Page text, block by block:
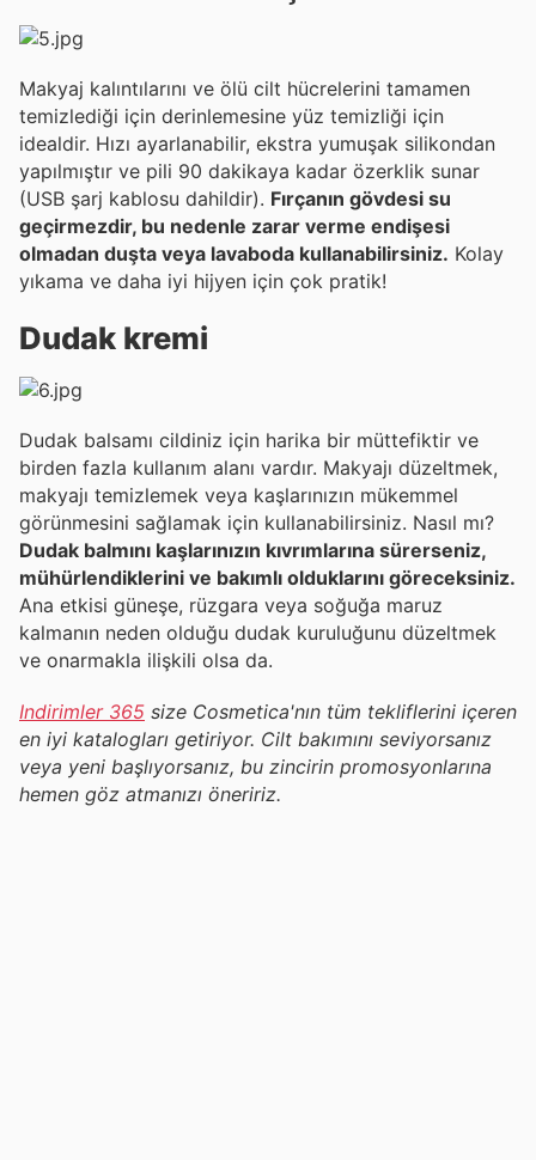
Makyaj kalıntılarını ve ölü cilt hücrelerini tamamen
temizlediği için derinlemesine yüz temizliği için
idealdir. Hızı ayarlanabilir, ekstra yumuşak silikondan
yapılmıştır ve pili 90 dakikaya kadar özerklik sunar
(USB şarj kablosu dahildir). Fırçanın gövdesi su
geçirmezdir, bu nedenle zarar verme endişesi
olmadan duşta veya lavaboda kullanabilirsiniz. Kolay
yıkama ve daha iyi hijyen için çok pratik!
Dudak kremi
Dudak balsamı cildiniz için harika bir müttefiktir ve
birden fazla kullanım alanı vardır. Makyajı düzeltmek,
makyajı temizlemek veya kaşlarınızın mükemmel
görünmesini sağlamak için kullanabilirsiniz. Nasıl mı?
Dudak balmını kaşlarınızın kıvrımlarına sürerseniz,
mühürlendiklerini ve bakımlı olduklarını göreceksiniz.
Ana etkisi güneşe, rüzgara veya soğuğa maruz
kalmanın neden olduğu dudak kuruluğunu düzeltmek
ve onarmakla ilişkili olsa da.
Indirimler 365 size Cosmetica'nın tüm tekliflerini içeren
en iyi katalogları getiriyor. Cilt bakımını seviyorsanız
veya yeni başlıyorsanız, bu zincirin promosyonlarına
hemen göz atmanızı öneririz.